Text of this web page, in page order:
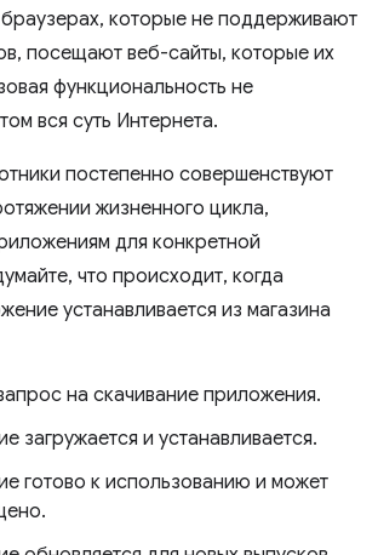
браузерах, которые не поддерживают
посещают веб-сайты, которые их
функциональность не
вся суть Интернета.
постепенно совершенствуют
жизненного цикла,
для конкретной
что происходит, когда
устанавливается из магазина
на скачивание приложения.
загружается и устанавливается.
готово к использованию и может